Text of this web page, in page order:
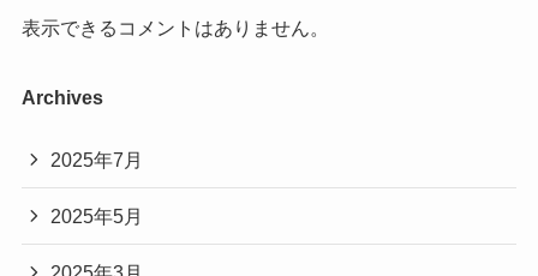
表示できるコメントはありません。
Archives
2025年7月
2025年5月